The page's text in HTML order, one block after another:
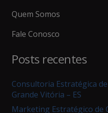
Quem Somos
Fale Conosco
Posts recentes
Consultoria Estratégica
Grande Vitória – ES
Marketing Estratégico de